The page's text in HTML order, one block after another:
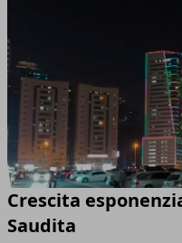
Crescita
Saudita